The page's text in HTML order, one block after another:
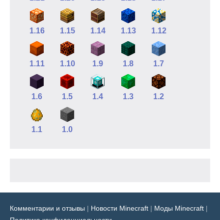
1.16 1.15 1.14 1.13 1.12
1.11 1.10 1.9 1.8 1.7
1.6 1.5 1.4 1.3 1.2
1.1 1.0
Комментарии и отзывы | Новости Minecraft | Моды Minecraft |